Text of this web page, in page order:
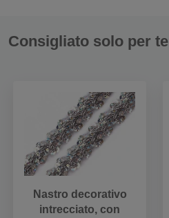
Consigliato solo per te
Nastro decorativo
intrecciato, con